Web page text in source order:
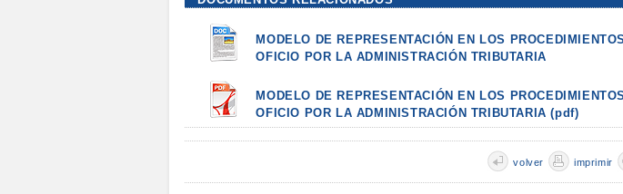
MODELO DE REPRESENTACIÓN EN LOS
OFICIO POR LA ADMINISTRACIÓN TRIBUTARIA
MODELO DE REPRESENTACIÓN EN LOS
OFICIO POR LA ADMINISTRACIÓN TRIBUTARIA (pdf)
imprimir
volver